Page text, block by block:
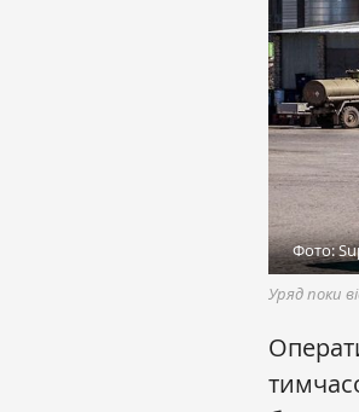
Фото:
Уряд поки